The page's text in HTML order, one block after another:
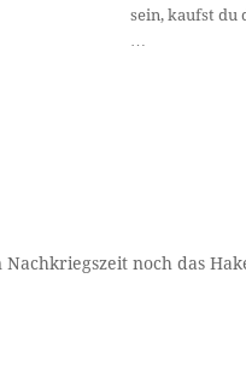
sein, kaufst du
noch das